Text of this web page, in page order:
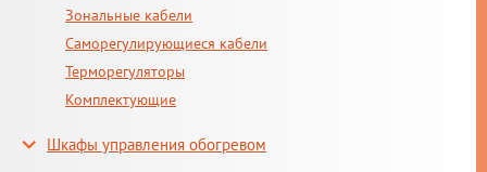
Зональные кабели
Саморегулирующиеся кабели
Терморегуляторы
Комплектующие
Шкафы управления обогревом